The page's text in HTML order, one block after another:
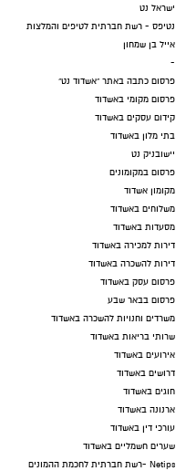
ישראל נט
נטיפס - רשת חברתית לטיפים והמלצות
אייל בן שמחון
-
פרסום כתבה באתר "אשדוד נט"
פרסום מקומי באשדוד
קידום עסקים באשדוד
בתי מלון באשדוד
יישובניק נט
פרסום במקומונים
מקומון אשדוד
משלוחים באשדוד
מסעדות באשדוד
דירות למכירה באשדוד
דירות להשכרה באשדוד
פרסום עסק באשדוד
פרסום בבאר שבע
משרדים וחנויות להשכרה באשדוד
שרותי בריאות באשדוד
אירועים באשדוד
דרושים באשדוד
חוגים באשדוד
ארנונה באשדוד
עורכי דין באשדוד
שערים חשמליים באשדוד
Netips -רשת חברתית לחכמת ההמונים